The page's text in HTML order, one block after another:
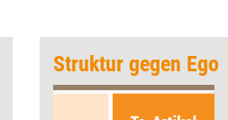
Struktur gegen Ego